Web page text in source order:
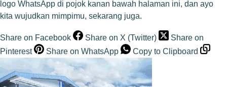
logo WhatsApp di pojok kanan bawah halaman ini, dan ayo
kita wujudkan mimpimu, sekarang juga.
Share on Facebook Share on X (Twitter)
Share on
Pinterest
Share on WhatsApp Copy to Clipboard